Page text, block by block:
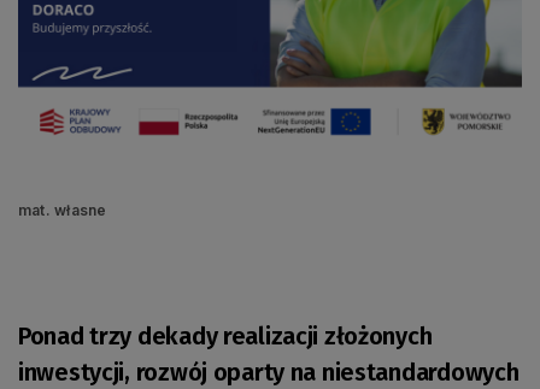
mat. własne
Ponad trzy dekady realizacji złożonych
inwestycji, rozwój oparty na niestandardowych